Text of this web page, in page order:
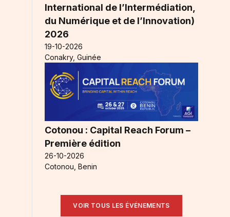
International de l’Intermédiation,
du Numérique et de l’Innovation)
2026
19-10-2026
Conakry, Guinée
Cotonou : Capital Reach Forum –
Première édition
26-10-2026
Cotonou, Benin
VOIR TOUS LES ÉVÉNEMENTS